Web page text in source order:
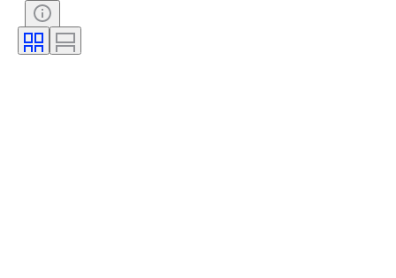
颜色
音乐纪念品类型
Pressing